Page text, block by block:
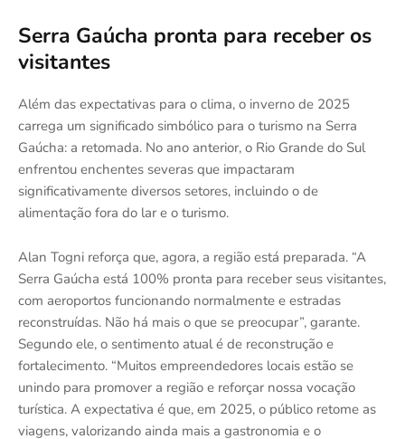
Serra Gaúcha pronta para receber os
visitantes
Além das expectativas para o clima, o inverno de 2025
carrega um significado simbólico para o turismo na Serra
Gaúcha: a retomada. No ano anterior, o Rio Grande do Sul
enfrentou enchentes severas que impactaram
significativamente diversos setores, incluindo o de
alimentação fora do lar e o turismo.
Alan Togni reforça que, agora, a região está preparada. “A
Serra Gaúcha está 100% pronta para receber seus visitantes,
com aeroportos funcionando normalmente e estradas
reconstruídas. Não há mais o que se preocupar”, garante.
Segundo ele, o sentimento atual é de reconstrução e
fortalecimento. “Muitos empreendedores locais estão se
unindo para promover a região e reforçar nossa vocação
turística. A expectativa é que, em 2025, o público retome as
viagens, valorizando ainda mais a gastronomia e o